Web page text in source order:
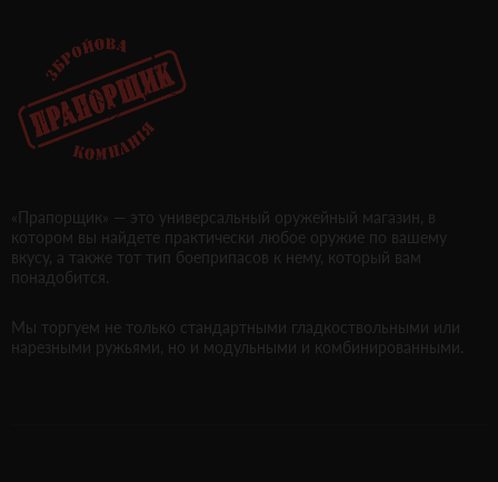
«Прапорщик» — это универсальный оружейный магазин, в
котором вы найдете практически любое оружие по вашему
вкусу, а также тот тип боеприпасов к нему, который вам
понадобится.
Мы торгуем не только стандартными гладкоствольными или
нарезными ружьями, но и модульными и комбинированными.